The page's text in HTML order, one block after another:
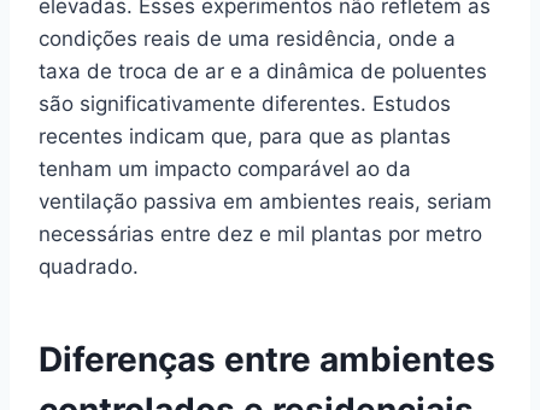
elevadas. Esses experimentos não refletem as
condições reais de uma residência, onde a
taxa de troca de ar e a dinâmica de poluentes
são significativamente diferentes. Estudos
recentes indicam que, para que as plantas
tenham um impacto comparável ao da
ventilação passiva em ambientes reais, seriam
necessárias entre dez e mil plantas por metro
quadrado.
Diferenças entre ambientes